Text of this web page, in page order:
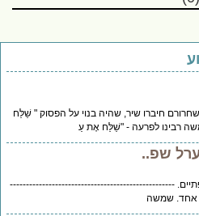
חיברו שיר, שהיה בנוי על הפסוק " שַׁלַּח
לפרעה - "שַׁלַּח אֶת עַ
שפ..
---------------------------------------------------
שמשה